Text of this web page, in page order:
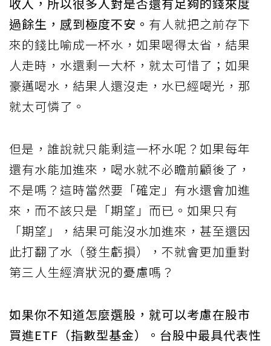
過餘生，感到極度不安。 有人就把之前存下
來的錢比喻成一杯水，如果喝得太省，結果
人走時，水還剩一大杯，就太可惜了；如果
豪邁喝水，結果人還沒走，水已經喝光，那
就太可憐了。
但是，誰說就只能剩這一杯水呢？如果每年
還有水能加進來，喝水就不必瞻前顧後了，
不是嗎？這時當然要「確定」有水還會加進
來，而不該只是「期望」而已。如果只有
「期望」，結果可能沒水加進來，甚至還因
此打翻了水（發生虧損），不就會更加重對
第三人生經濟狀況的憂慮嗎？
如果你不知道怎麼選股，就可以考慮在股市
買進ETF（指數型基金）。台股中最具代表性